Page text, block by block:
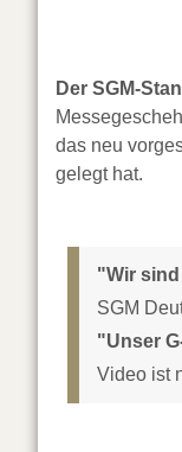
Der SGM-
das neu
gelegt hat.
"Wir
SGM
"Unser
Video ist